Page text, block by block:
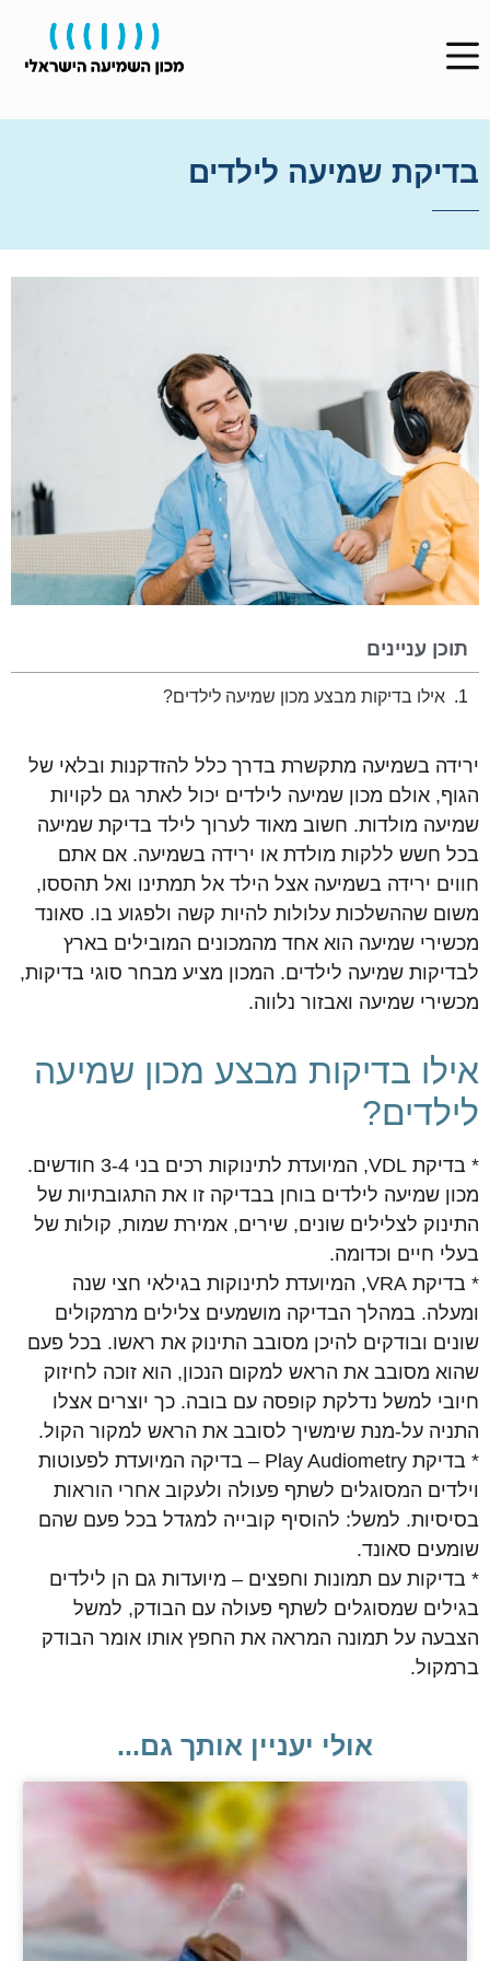
בדיקת שמיעה לילדים
תוכן עניינים
אילו בדיקות מבצע מכון שמיעה לילדים?
ירידה בשמיעה מתקשרת בדרך כלל להזדקנות ובלאי של
הגוף, אולם מכון שמיעה לילדים יכול לאתר גם לקויות
שמיעה מולדות. חשוב מאוד לערוך לילד בדיקת שמיעה
בכל חשש ללקות מולדת או ירידה בשמיעה. אם אתם
חווים ירידה בשמיעה אצל הילד אל תמתינו ואל תהססו,
משום שההשלכות עלולות להיות קשה ולפגוע בו. סאונד
מכשירי שמיעה הוא אחד מהמכונים המובילים בארץ
לבדיקות שמיעה לילדים. המכון מציע מבחר סוגי בדיקות,
מכשירי שמיעה ואבזור נלווה.
אילו בדיקות מבצע מכון שמיעה
לילדים?
* בדיקת VDL, המיועדת לתינוקות רכים בני 3-4 חודשים.
מכון שמיעה לילדים בוחן בבדיקה זו את התגובתיות של
התינוק לצלילים שונים, שירים, אמירת שמות, קולות של
בעלי חיים וכדומה.
* בדיקת VRA, המיועדת לתינוקות בגילאי חצי שנה
ומעלה. במהלך הבדיקה מושמעים צלילים מרמקולים
שונים ובודקים להיכן מסובב התינוק את ראשו. בכל פעם
שהוא מסובב את הראש למקום הנכון, הוא זוכה לחיזוק
חיובי למשל נדלקת קופסה עם בובה. כך יוצרים אצלו
התניה על-מנת שימשיך לסובב את הראש למקור הקול.
* בדיקת Play Audiometry – בדיקה המיועדת לפעוטות
וילדים המסוגלים לשתף פעולה ולעקוב אחרי הוראות
בסיסיות. למשל: להוסיף קובייה למגדל בכל פעם שהם
שומעים סאונד.
* בדיקות עם תמונות וחפצים – מיועדות גם הן לילדים
בגילים שמסוגלים לשתף פעולה עם הבודק, למשל
הצבעה על תמונה המראה את החפץ אותו אומר הבודק
ברמקול.
אולי יעניין אותך גם...